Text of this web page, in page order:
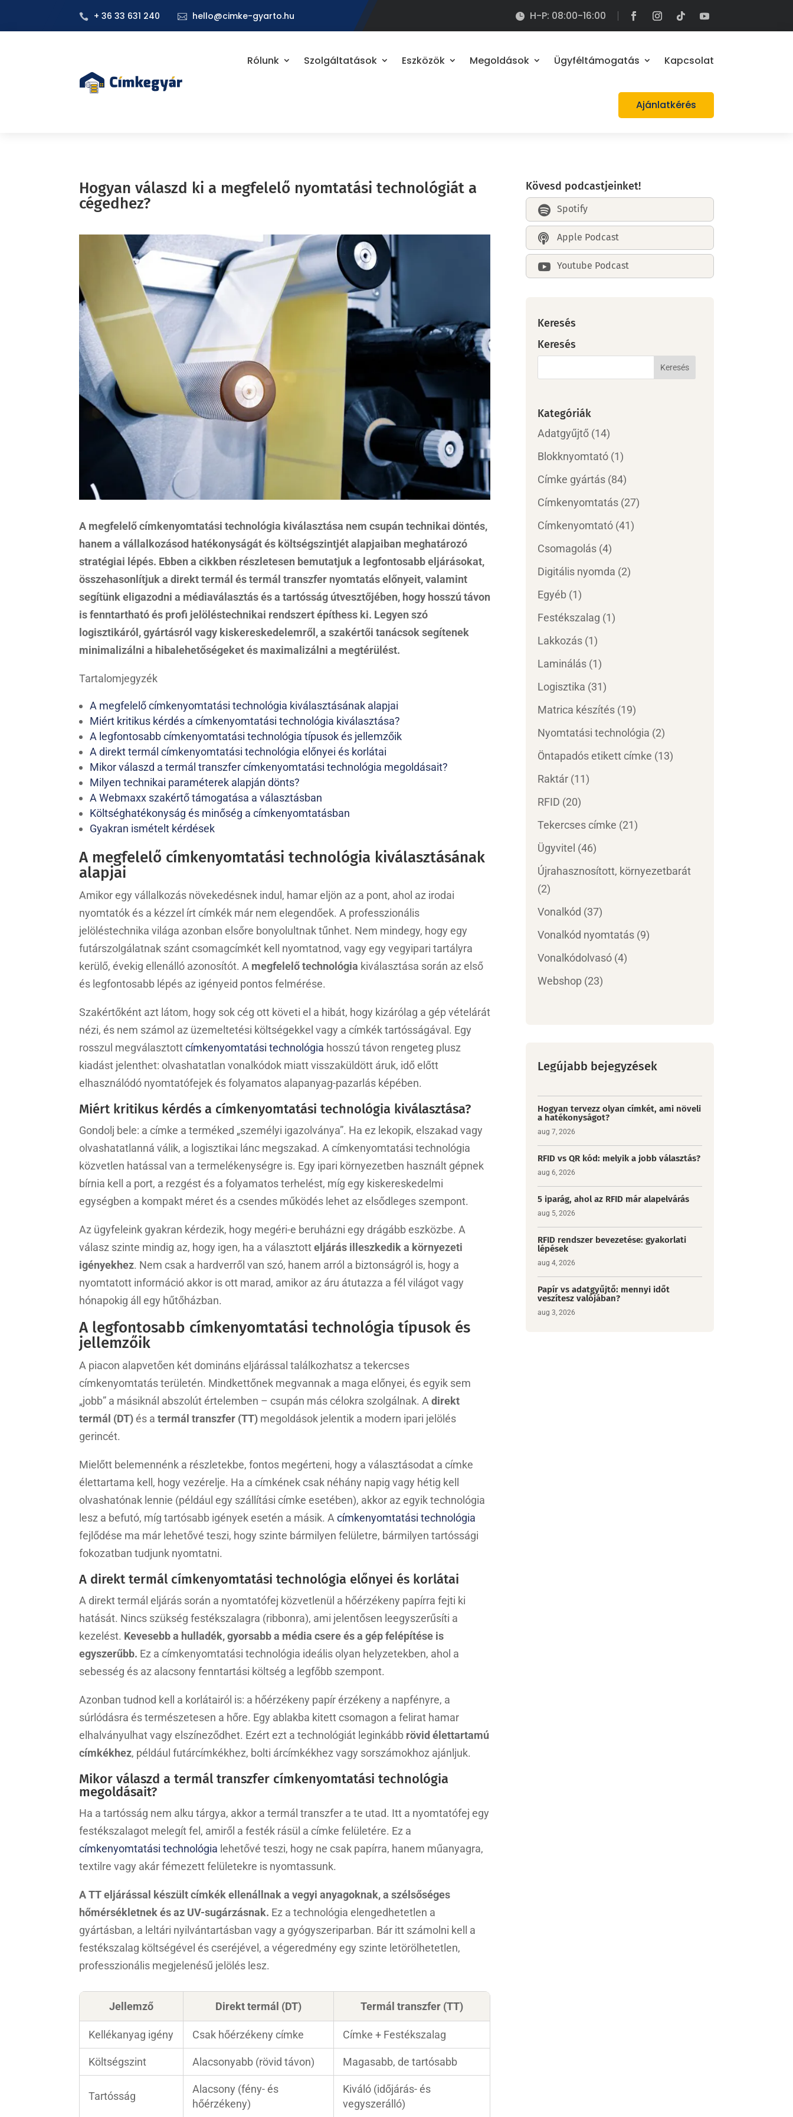
 + 36 33 631 240  hello@cimke-gyarto.hu  H-P: 08:00-16:00
Rólunk Szolgáltatások Eszközök Megoldások Ügyféltámogatás Kapcsolat
Ajánlatkérés
Hogyan válaszd ki a megfelelő nyomtatási technológiát a
cégedhez?
A megfelelő címkenyomtatási technológia kiválasztása nem csupán technikai döntés,
hanem a vállalkozásod hatékonyságát és költségszintjét alapjaiban meghatározó
stratégiai lépés. Ebben a cikkben részletesen bemutatjuk a legfontosabb eljárásokat,
összehasonlítjuk a direkt termál és termál transzfer nyomtatás előnyeit, valamint
segítünk eligazodni a médiaválasztás és a tartósság útvesztőjében, hogy hosszú távon
is fenntartható és profi jelöléstechnikai rendszert építhess ki. Legyen szó
logisztikáról, gyártásról vagy kiskereskedelemről, a szakértői tanácsok segítenek
minimalizálni a hibalehetőségeket és maximalizálni a megtérülést.
Tartalomjegyzék
A megfelelő címkenyomtatási technológia kiválasztásának alapjai
Miért kritikus kérdés a címkenyomtatási technológia kiválasztása?
A legfontosabb címkenyomtatási technológia típusok és jellemzőik
A direkt termál címkenyomtatási technológia előnyei és korlátai
Mikor válaszd a termál transzfer címkenyomtatási technológia megoldásait?
Milyen technikai paraméterek alapján dönts?
A Webmaxx szakértő támogatása a választásban
Költséghatékonyság és minőség a címkenyomtatásban
Gyakran ismételt kérdések
A megfelelő címkenyomtatási technológia kiválasztásának
alapjai
Amikor egy vállalkozás növekedésnek indul, hamar eljön az a pont, ahol az irodai
nyomtatók és a kézzel írt címkék már nem elegendőek. A professzionális
jelöléstechnika világa azonban elsőre bonyolultnak tűnhet. Nem mindegy, hogy egy
futárszolgálatnak szánt csomagcímkét kell nyomtatnod, vagy egy vegyipari tartályra
kerülő, évekig ellenálló azonosítót. A megfelelő technológia kiválasztása során az első
és legfontosabb lépés az igényeid pontos felmérése.
Szakértőként azt látom, hogy sok cég ott követi el a hibát, hogy kizárólag a gép vételárát
nézi, és nem számol az üzemeltetési költségekkel vagy a címkék tartósságával. Egy
rosszul megválasztottcímkenyomtatási technológia hosszú távon rengeteg plusz
kiadást jelenthet: olvashatatlan vonalkódok miatt visszaküldött áruk, idő előtt
elhasználódó nyomtatófejek és folyamatos alapanyag-pazarlás képében.
Miért kritikus kérdés a címkenyomtatási technológia kiválasztása?
Gondolj bele: a címke a terméked „személyi igazolványa”. Ha ez lekopik, elszakad vagy
olvashatatlanná válik, a logisztikai lánc megszakad. A címkenyomtatási technológia
közvetlen hatással van a termelékenységre is. Egy ipari környezetben használt gépnek
bírnia kell a port, a rezgést és a folyamatos terhelést, míg egy kiskereskedelmi
egységben a kompakt méret és a csendes működés lehet az elsődleges szempont.
Az ügyfeleink gyakran kérdezik, hogy megéri-e beruházni egy drágább eszközbe. A
válasz szinte mindig az, hogy igen, ha a választotteljárás illeszkedik a környezeti
igényekhez. Nem csak a hardverről van szó, hanem arról a biztonságról is, hogy a
nyomtatott információ akkor is ott marad, amikor az áru átutazza a fél világot vagy
hónapokig áll egy hűtőházban.
A legfontosabb címkenyomtatási technológia típusok és
jellemzőik
A piacon alapvetően két domináns eljárással találkozhatsz a tekercses
címkenyomtatás területén. Mindkettőnek megvannak a maga előnyei, és egyik sem
„jobb” a másiknál abszolút értelemben – csupán más célokra szolgálnak. Adirekt
termál (DT)és atermál transzfer (TT) megoldások jelentik a modern ipari jelölés
gerincét.
Mielőtt belemennénk a részletekbe, fontos megérteni, hogy a választásodat a címke
élettartama kell, hogy vezérelje. Ha a címkének csak néhány napig vagy hétig kell
olvashatónak lennie (például egy szállítási címke esetében), akkor az egyik technológia
lesz a befutó, míg tartósabb igények esetén a másik. Acímkenyomtatási technológia
fejlődése ma már lehetővé teszi, hogy szinte bármilyen felületre, bármilyen tartóssági
fokozatban tudjunk nyomtatni.
A direkt termál címkenyomtatási technológia előnyei és korlátai
A direkt termál eljárás során a nyomtatófej közvetlenül a hőérzékeny papírra fejti ki
hatását. Nincs szükség festékszalagra (ribbonra), ami jelentősen leegyszerűsíti a
kezelést. Kevesebb a hulladék, gyorsabb a média csere és a gép felépítése is
egyszerűbb. Ez a címkenyomtatási technológia ideális olyan helyzetekben, ahol a
sebesség és az alacsony fenntartási költség a legfőbb szempont.
Azonban tudnod kell a korlátairól is: a hőérzékeny papír érzékeny a napfényre, a
súrlódásra és természetesen a hőre. Egy ablakba kitett csomagon a felirat hamar
elhalványulhat vagy elszíneződhet. Ezért ezt a technológiát leginkább rövid élettartamú
címkékhez, például futárcímkékhez, bolti árcímkékhez vagy sorszámokhoz ajánljuk.
Mikor válaszd a termál transzfer címkenyomtatási technológia
megoldásait?
Ha a tartósság nem alku tárgya, akkor a termál transzfer a te utad. Itt a nyomtatófej egy
festékszalagot melegít fel, amiről a festék rásül a címke felületére. Ez a
címkenyomtatási technológia lehetővé teszi, hogy ne csak papírra, hanem műanyagra,
textilre vagy akár fémezett felületekre is nyomtassunk.
A TT eljárással készült címkék ellenállnak a vegyi anyagoknak, a szélsőséges
hőmérsékletnek és az UV-sugárzásnak. Ez a technológia elengedhetetlen a
gyártásban, a leltári nyilvántartásban vagy a gyógyszeriparban. Bár itt számolni kell a
festékszalag költségével és cseréjével, a végeredmény egy szinte letörölhetetlen,
professzionális megjelenésű jelölés lesz.
Jellemző Direkt termál (DT) Termál transzfer (TT)
Kellékanyag igény Csak hőérzékeny címke Címke + Festékszalag
Költségszint Alacsonyabb (rövid távon) Magasabb, de tartósabb
Tartósság
Alacsony (fény- és
hőérzékeny)
Kiváló (időjárás- és
vegyszerálló)
Kövesd podcastjeinket!
 Spotify
 Apple Podcast
 Youtube Podcast
Keresés
Keresés
Kategóriák
Adatgyűjtő(14)
Blokknyomtató(1)
Címke gyártás(84)
Címkenyomtatás(27)
Címkenyomtató(41)
Csomagolás(4)
Digitális nyomda (2)
Egyéb(1)
Festékszalag (1)
Lakkozás(1)
Laminálás(1)
Logisztika (31)
Matrica készítés(19)
Nyomtatási technológia (2)
Öntapadós etikett címke (13)
Raktár(11)
RFID (20)
Tekercses címke (21)
Ügyvitel (46)
Újrahasznosított, környezetbarát
(2)
Vonalkód (37)
Vonalkód nyomtatás(9)
Vonalkódolvasó(4)
Webshop(23)
Legújabb bejegyzések
Hogyan tervezz olyan címkét, ami növeli
a hatékonyságot?
aug 7, 2026
RFID vs QR kód: melyik a jobb választás?
aug 6, 2026
5 iparág, ahol az RFID már alapelvárás
aug 5, 2026
RFID rendszer bevezetése: gyakorlati
lépések
aug 4, 2026
Papír vs adatgyűjtő: mennyi időt
veszítesz valójában?
aug 3, 2026